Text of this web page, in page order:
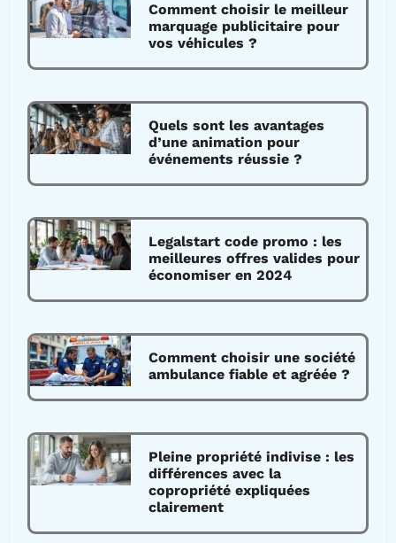
Comment choisir le meilleur
marquage publicitaire pour
vos véhicules ?
Quels sont les avantages
d’une animation pour
événements réussie ?
Legalstart code promo : les
meilleures offres valides pour
économiser en 2024
Comment choisir une société
ambulance fiable et agréée ?
Pleine propriété indivise : les
différences avec la
copropriété expliquées
clairement